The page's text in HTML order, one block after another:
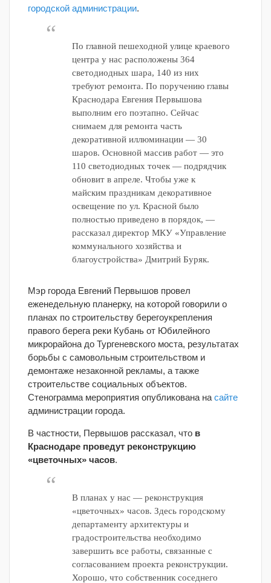
городской администрации.
По главной пешеходной улице краевого
центра у нас расположены 364
светодиодных шара, 140 из них
требуют ремонта. По поручению главы
Краснодара Евгения Первышова
выполним его поэтапно. Сейчас
снимаем для ремонта часть
декоративной иллюминации — 30
шаров. Основной массив работ — это
110 светодиодных точек — подрядчик
обновит в апреле. Чтобы уже к
майским праздникам декоративное
освещение по ул. Красной было
полностью приведено в порядок, —
рассказал директор МКУ «Управление
коммунального хозяйства и
благоустройства» Дмитрий Буряк.
Мэр города Евгений Первышов провел
еженедельную планерку, на которой говорили о
планах по строительству берегоукрепления
правого берега реки Кубань от Юбилейного
микрорайона до Тургеневского моста, результатах
борьбы с самовольным строительством и
демонтаже незаконной рекламы, а также
строительстве социальных объектов.
Стенограмма мероприятия опубликована на сайте
администрации города.
В частности, Первышов рассказал, что в
Краснодаре проведут реконструкцию
«цветочных» часов.
В планах у нас — реконструкция
«цветочных» часов. Здесь городскому
департаменту архитектуры и
градостроительства необходимо
завершить все работы, связанные с
согласованием проекта реконструкции.
Хорошо, что собственник соседнего